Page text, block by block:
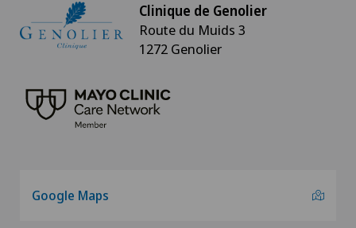
Clinique de Genolier
Route du Muids 3
1272 Genolier
Google Maps